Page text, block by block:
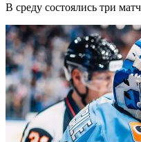
В среду состоялись три